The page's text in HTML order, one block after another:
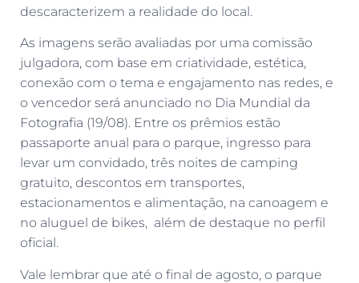
descaracterizem a realidade do local.
As imagens serão avaliadas por uma comissão
julgadora, com base em criatividade, estética,
conexão com o tema e engajamento nas redes, e
o vencedor será anunciado no Dia Mundial da
Fotografia (19/08). Entre os prêmios estão
passaporte anual para o parque, ingresso para
levar um convidado, três noites de camping
gratuito, descontos em transportes,
estacionamentos e alimentação, na canoagem e
no aluguel de bikes, além de destaque no perfil
oficial.
Vale lembrar que até o final de agosto, o parque